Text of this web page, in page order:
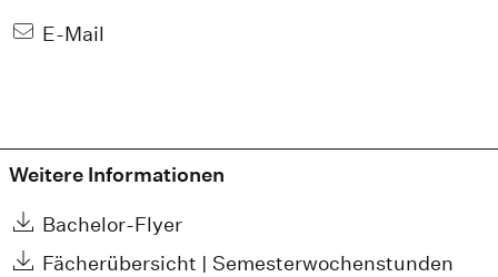
E-Mail
Weitere Informationen
Bachelor-Flyer
Fächerübersicht | Semesterwochenstunden